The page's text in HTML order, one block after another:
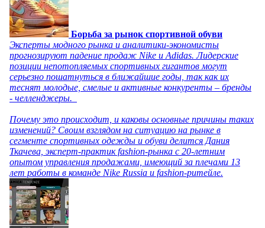
Борьба за рынок спортивной обуви
Эксперты модного рынка и аналитики-экономисты
прогнозируют падение продаж Nike и Adidas. Лидерские
позиции непотопляемых спортивных гигантов могут
серьезно пошатнуться в ближайшие годы, так как их
теснят молодые, смелые и активные конкуренты – бренды
- челленджеры.
Почему это происходит, и каковы основные причины таких
изменений? Своим взглядом на ситуацию на рынке в
сегменте спортивных одежды и обуви делится Дания
Ткачева, эксперт-практик fashion-рынка с 20-летним
опытом управления продажами, имеющий за плечами 13
лет работы в команде Nike Russia и fashion-ритейле.